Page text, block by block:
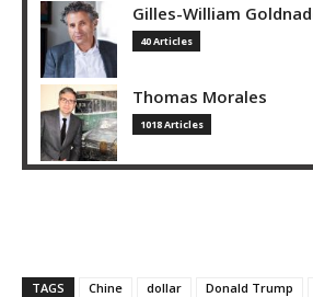
Gilles-William
40 Articles
Thomas Morales
1018 Articles
TAGS Chine dollar Donald Trump